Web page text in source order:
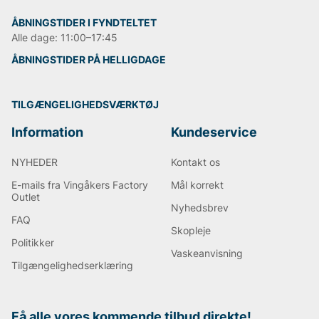
effektiv. Ved at tilbyde løsninger af høj kvalitet har
mærket skabt en loyal kundebase, der værdsætter
både stil og bæredygtighed. Besøg 2gos hjemmeside
for at opdage deres seneste sortiment af
Andre populære mærker:
Lee
Sveriges tiger
Replay
Oscar Jacobson
ÅBNINGSTIDER I FYNDTELTET
Alle dage: 11:00–17:45
ÅBNINGSTIDER PÅ HELLIGDAGE
TILGÆNGELIGHEDSVÆRKTØJ
Information
NYHEDER
E-mails fra Vingåkers Factory
Outlet
FAQ
Politikker
Tilgængelighedserklæring
Kundeservice
Kontakt os
Mål korrekt
Nyhedsbrev
Skopleje
Vaskeanvisning